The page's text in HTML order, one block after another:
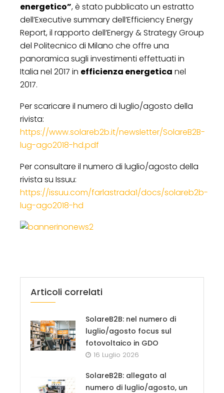
energetico”, è stato pubblicato un estratto
dell’Executive summary dell’Efficiency Energy
Report, il rapporto dell’Energy & Strategy Group
del Politecnico di Milano che offre una
panoramica sugli investimenti effettuati in
Italia nel 2017 in efficienza energetica nel
2017.
Per scaricare il numero di luglio/agosto della
rivista:
https://www.solareb2b.it/newsletter/SolareB2B-
lug-ago2018-hd.pdf
Per consultare il numero di luglio/agosto della
rivista su Issuu:
https://issuu.com/farlastrada1/docs/solareb2b-
lug-ago2018-hd
Articoli correlati
SolareB2B: nel numero di
luglio/agosto focus sul
fotovoltaico in GDO
16 Luglio 2026
SolareB2B: allegato al
numero di luglio/agosto, un